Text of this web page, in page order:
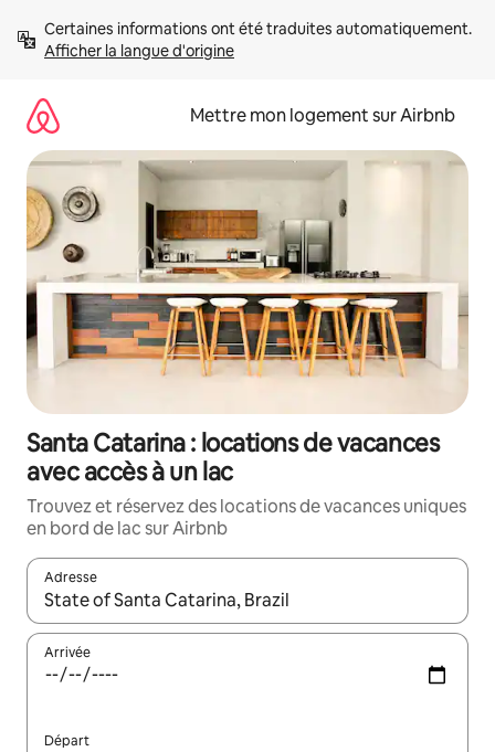
directement
Afficher la langue d'origine
Mettre mon logement sur Airbnb
Santa Catarina : locations de vacances
avec accès à un lac
Trouvez et réservez des locations de vacances uniques
en bord de lac sur Airbnb
Adresse
Lorsque les résultats s'affichent, utilisez les flèches vers le
Arrivée
Départ